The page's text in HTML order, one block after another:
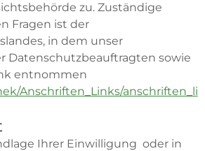
zu. Zuständige
Fragen ist der
in dem unser
Datenschutzbeauftragten sowie
entnommen
Anschriften_Links/anschriften_li
Ihrer Einwilligung oder in